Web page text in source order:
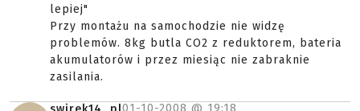
lepiej"
Przy montażu na samochodzie nie widzę
problemów. 8kg butla CO2 z reduktorem, bateria
akumulatorów i przez miesiąc nie zabraknie
zasilania.
01-10-2008 @ 19:18